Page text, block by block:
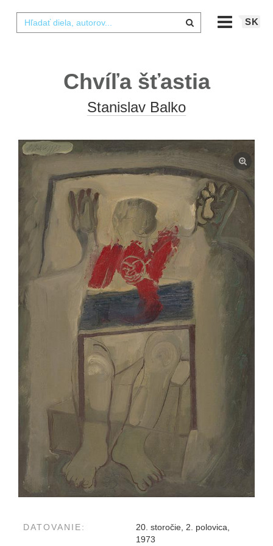
SK
Chvíľa šťastia
Stanislav Balko
DATOVANIE:
20. storočie, 2. polovica,
1973